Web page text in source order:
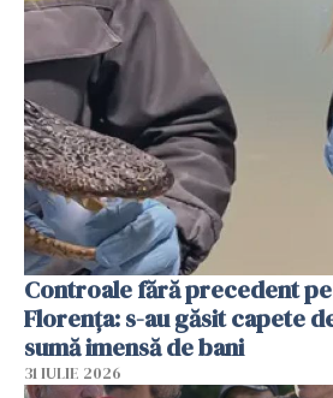
Controale fără precedent
Florența: s-au găsit capete
sumă imensă de bani
31 IULIE 2026